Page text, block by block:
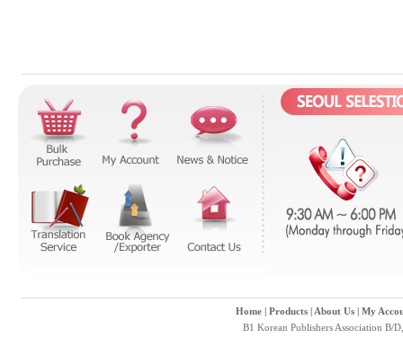
Home| Products| About Us| My
B1 Korean Publishers Association B/